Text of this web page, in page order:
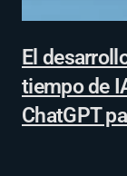
El
tiempo de
ChatGPT